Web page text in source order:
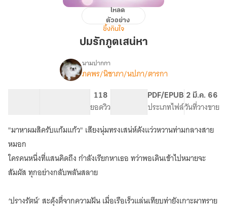
โหลด
ตัวอย่าง
ซึ้งกินใจ
ปมรักภูตเสน่หา
เรื่อง
นามปากกา
ภคพร/นิชาภา/นปภา/ตารกา
118
ยอดวิว
PDF/EPUB
ประเภทไฟล์
2 มี.ค. 66
วันที่วางขาย
"มาหาผมสิครับแก้มแก้ว" เสียงนุ่มทรงเสน่ห์ดังแว่วหวานท่ามกลางสาย
หมอก
ใครคนหนึ่งที่แสนคิดถึง กำลังเรียกหาเธอ ทว่าพอเดินเข้าไปหมายจะ
สัมผัส ทุกอย่างกลับพลันสลาย
‘ปรางรัตน์’ สะดุ้งตื่จากความฝัน เมื่อเรือเร็วแล่นเทียบท่ายังเกาะผาทราย